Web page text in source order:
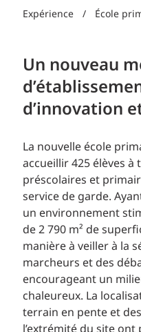
Expérience / École
Un nouveau
d’innovation
La nouvelle école
accueillir 425 élèves à
préscolaires et
service de garde.
un environnement
de 2 790 m² de
manière à veiller à la
marcheurs et des
encourageant un
chaleureux. La
terrain en pente et